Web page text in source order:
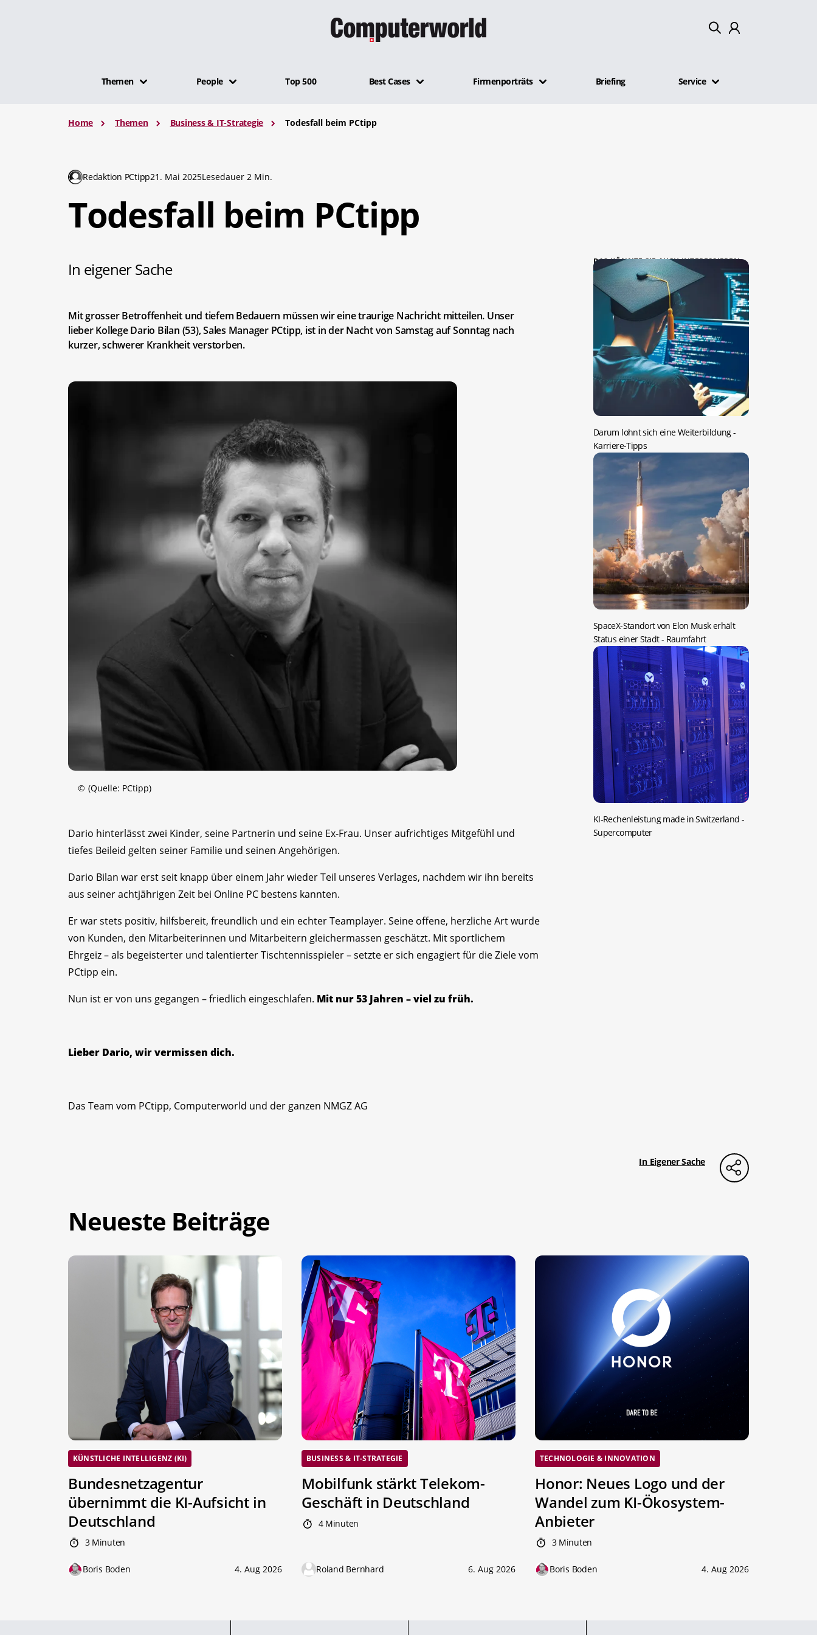
Themen People Top 500 Best Cases Firmenporträts Briefing Service
Home Themen Business & IT-Strategie Todesfall beim PCtipp
Redaktion PCtipp21. Mai 2025Lesedauer 2 Min.
Todesfall beim PCtipp
In eigener Sache
Mit grosser Betroffenheit und tiefem Bedauern müssen wir eine traurige Nachricht mitteilen. Unser
lieber Kollege Dario Bilan (53), Sales Manager PCtipp, ist in der Nacht von Samstag auf Sonntag nach
kurzer, schwerer Krankheit verstorben.
© (Quelle: PCtipp)
Dario hinterlässt zwei Kinder, seine Partnerin und seine Ex-Frau. Unser aufrichtiges Mitgefühl und
tiefes Beileid gelten seiner Familie und seinen Angehörigen.
Dario Bilan war erst seit knapp über einem Jahr wieder Teil unseres Verlages, nachdem wir ihn bereits
aus seiner achtjährigen Zeit bei Online PC bestens kannten.
Er war stets positiv, hilfsbereit, freundlich und ein echter Teamplayer. Seine offene, herzliche Art wurde
von Kunden, den Mitarbeiterinnen und Mitarbeitern gleichermassen geschätzt. Mit sportlichem
Ehrgeiz – als begeisterter und talentierter Tischtennisspieler – setzte er sich engagiert für die Ziele vom
PCtipp ein.
Nun ist er von uns gegangen – friedlich eingeschlafen. Mit nur 53 Jahren – viel zu früh.
Lieber Dario, wir vermissen dich.
Das Team vom PCtipp, Computerworld und der ganzen NMGZ AG
DAS KÖNNTE SIE AUCH INTERESSIEREN:
Darum lohnt sich eine Weiterbildung-
Karriere-Tipps
SpaceX-Standort von Elon Musk erhält
Status einer Stadt- Raumfahrt
KI-Rechenleistung made in Switzerland -
Supercomputer
In Eigener Sache
Neueste Beiträge
KÜNSTLICHE INTELLIGENZ (KI)
Bundesnetzagentur
übernimmt die KI-Aufsicht in
Deutschland
3 Minuten
Boris Boden 4. Aug 2026
BUSINESS & IT-STRATEGIE
Mobilfunk stärkt Telekom-
Geschäft in Deutschland
4 Minuten
Roland Bernhard 6. Aug 2026
TECHNOLOGIE & INNOVATION
Honor: Neues Logo und der
Wandel zum KI-Ökosystem-
Anbieter
3 Minuten
Boris Boden 4. Aug 2026